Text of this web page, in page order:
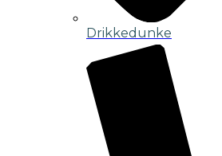
Drikkedunke